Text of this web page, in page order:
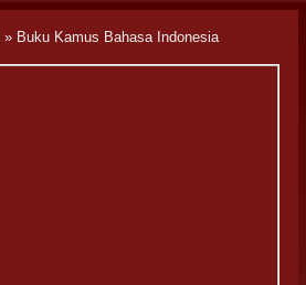
» Buku Kamus Bahasa Indonesia